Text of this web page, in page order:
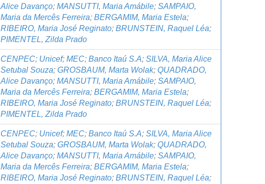
Alice Davanço; MANSUTTI, Maria Amábile; SAMPAIO,
Maria da Mercês Ferreira; BERGAMIM, Maria Estela;
RIBEIRO, Maria José Reginato; BRUNSTEIN, Raquel Léa;
PIMENTEL, Zilda Prado
CENPEC; Unicef; MEC; Banco Itaú S.A; SILVA, Maria Alice
Setubal Souza; GROSBAUM, Marta Wolak; QUADRADO,
Alice Davanço; MANSUTTI, Maria Amábile; SAMPAIO,
Maria da Mercês Ferreira; BERGAMIM, Maria Estela;
RIBEIRO, Maria José Reginato; BRUNSTEIN, Raquel Léa;
PIMENTEL, Zilda Prado
CENPEC; Unicef; MEC; Banco Itaú S.A; SILVA, Maria Alice
Setubal Souza; GROSBAUM, Marta Wolak; QUADRADO,
Alice Davanço; MANSUTTI, Maria Amábile; SAMPAIO,
Maria da Mercês Ferreira; BERGAMIM, Maria Estela;
RIBEIRO, Maria José Reginato; BRUNSTEIN, Raquel Léa;